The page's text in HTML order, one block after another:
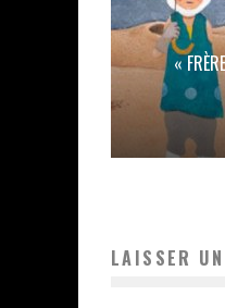
«
LAISSER